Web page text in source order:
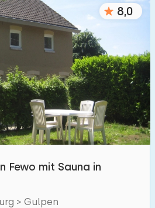
8,0
Fewo mit Sauna in
> Gulpen